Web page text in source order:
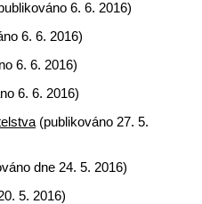
6. 6. 2016)
6. 6. 2016)
6. 6. 2016)
6. 6. 2016)
(publikováno 27. 5.
dne 24. 5. 2016)
5. 2016)